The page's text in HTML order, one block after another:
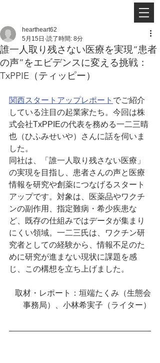
誰一人取り残さない医療を実現“患者
の声”をエビデンスに変える挑戦：
TxPPIE（ティッピー）
heartheart62
5月15日 読了時間: 8分
関西スタートアップレポート でご紹介
している注目の起業家たち。今回は株
式会社TxPPIEの代表を務める一二三晴
也（ひふみせいや）さんに話を伺いま
した。
同社は、「誰一人取り残さない医療」
の実現を目指し、患者さんの声と医療
情報を研究や創薬につなげるスタート
アップです。対象は、医薬品やワクチ
ンの副作用、指定難病・希少疾患な
ど、既存の仕組みではデータが集まり
にくい領域。一二三氏は、ワクチン研
究者としての経験から、情報不足のた
めに研究が進まない現状に課題を感
じ、この構想を立ち上げました。
取材・レポート：垣端たくみ（生態会
事務局）、小林希実子（ライター）